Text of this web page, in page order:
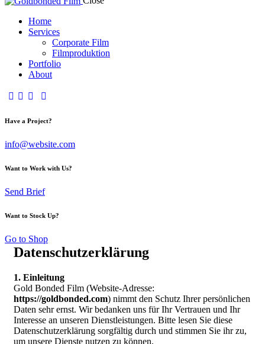
Home
Services
Corporate Film
Filmproduktion
Portfolio
About
Have a Project?
info@website.com
Want to Work with Us?
Send Brief
Want to Stock Up?
Go to Shop
Datenschutzerklärung
1. Einleitung
Gold Bonded Film (Website-Adresse:
https://goldbonded.com) nimmt den Schutz Ihrer persönlichen
Daten sehr ernst. Wir bedanken uns für Ihr Vertrauen und Ihr
Interesse an unseren Dienstleistungen. Bitte lesen Sie diese
Datenschutzerklärung sorgfältig durch und stimmen Sie ihr zu,
um unsere Dienste nutzen zu können.